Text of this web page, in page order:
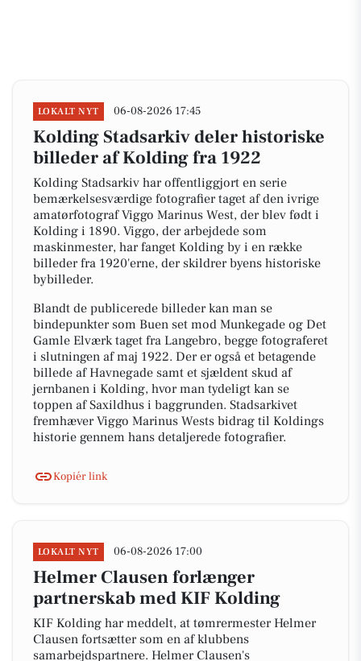
LOKALT NYT 06-08-2026 17:45
Kolding Stadsarkiv deler historiske
billeder af Kolding fra 1922
Kolding Stadsarkiv har offentliggjort en serie
bemærkelsesværdige fotografier taget af den ivrige
amatørfotograf Viggo Marinus West, der blev født i
Kolding i 1890. Viggo, der arbejdede som
maskinmester, har fanget Kolding by i en række
billeder fra 1920'erne, der skildrer byens historiske
bybilleder.
Blandt de publicerede billeder kan man se
bindepunkter som Buen set mod Munkegade og Det
Gamle Elværk taget fra Langebro, begge fotograferet
i slutningen af maj 1922. Der er også et betagende
billede af Havnegade samt et sjældent skud af
jernbanen i Kolding, hvor man tydeligt kan se
toppen af Saxildhus i baggrunden. Stadsarkivet
fremhæver Viggo Marinus Wests bidrag til Koldings
historie gennem hans detaljerede fotografier.
Kopiér link
LOKALT NYT 06-08-2026 17:00
Helmer Clausen forlænger
partnerskab med KIF Kolding
KIF Kolding har meddelt, at tømrermester Helmer
Clausen fortsætter som en af klubbens
samarbejdspartnere. Helmer Clausen's